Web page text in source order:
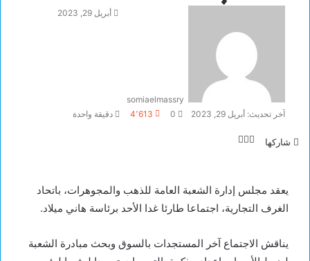
somiaelmassry
أبريل 29, 2023
آخر تحديث: أبريل 29, 2023 0 4٬613 دقيقة واحدة
شاركها
يعقد مجلس إدارة الشعبة العامة للذهب والمجوهرات، باتحاد
الغرف التجارية، اجتماعا طارئا غدا الأحد برئاسة هاني ميلاد.
يناقش الاجتماع آخر المستجدات بالسوق وبحث مبادرة الشعبة